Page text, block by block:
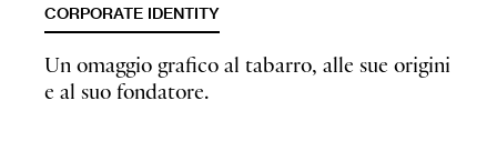
CORPORATE IDENTITY
Un omaggio grafico al tabarro, alle sue origini
e al suo fondatore.